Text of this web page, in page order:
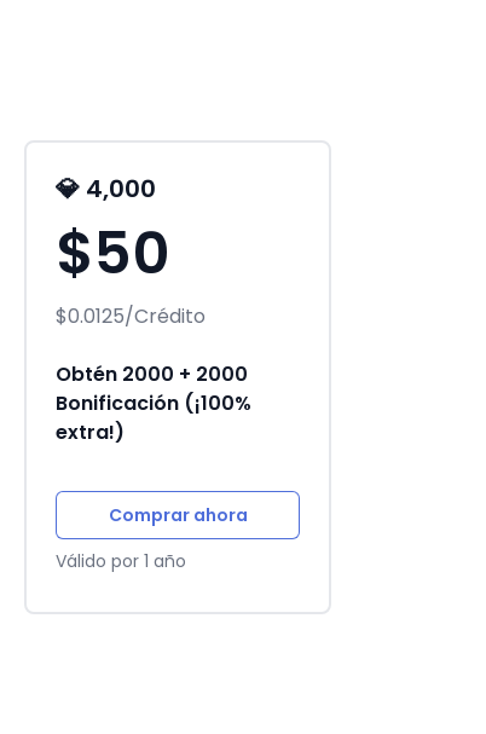
💎 4,000
$50
$0.0125/Crédito
Obtén 2000 + 2000
Bonificación (¡100%
extra!)
Comprar ahora
Válido por 1 año